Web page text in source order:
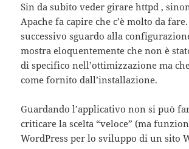
Sin da subito veder girare httpd ,
Apache fa capire che c’è molto da
successivo sguardo alla
mostra eloquentemente che non è
di specifico nell’ottimizzazione ma
come fornito dall’installazione.
Guardando l’applicativo non si può
criticare la scelta “veloce” (ma
WordPress per lo sviluppo di un sito